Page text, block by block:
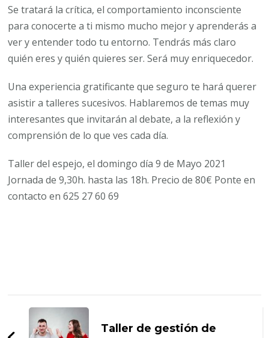
Se tratará la crítica, el comportamiento inconsciente
para conocerte a ti mismo mucho mejor y aprenderás a
ver y entender todo tu entorno. Tendrás más claro
quién eres y quién quieres ser. Será muy enriquecedor.
Una experiencia gratificante que seguro te hará querer
asistir a talleres sucesivos. Hablaremos de temas muy
interesantes que invitarán al debate, a la reflexión y
comprensión de lo que ves cada día.
Taller del espejo, el domingo día 9 de Mayo 2021
Jornada de 9,30h. hasta las 18h. Precio de 80€ Ponte en
contacto en 625 27 60 69
de
entradas
Taller de gestión de